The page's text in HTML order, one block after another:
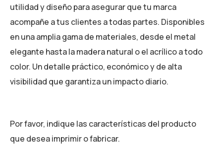
utilidad y diseño para asegurar que tu marca
acompañe a tus clientes a todas partes. Disponibles
en una amplia gama de materiales, desde el metal
elegante hasta la madera natural o el acrílico a todo
color. Un detalle práctico, económico y de alta
visibilidad que garantiza un impacto diario.
Por favor, indique las características del producto
que desea imprimir o fabricar.